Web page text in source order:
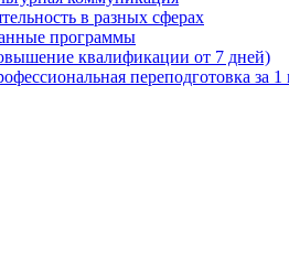
в разных сферах
программы
квалификации от 7 дней)
переподготовка за 1